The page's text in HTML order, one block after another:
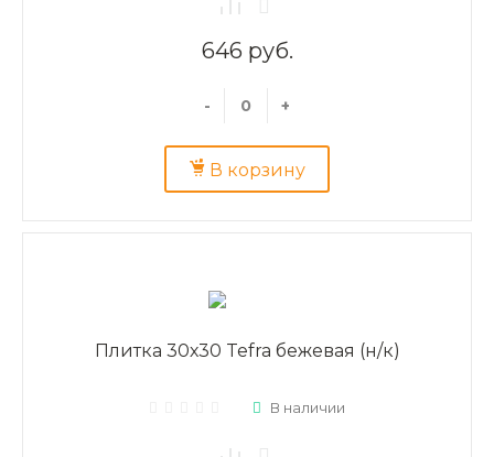
646 руб.
- +
В корзину
Плитка 30х30 Tefra бежевая (н/к)
В наличии